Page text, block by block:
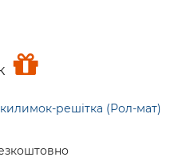
решітка (Рол-мат)